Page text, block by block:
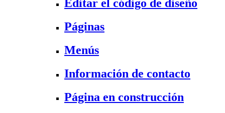
Editar el código de diseño
Páginas
Menús
Información de contacto
Página en construcción